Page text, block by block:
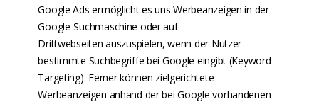
Google Ads ermöglicht es uns Werbeanzeigen in der
Google-Suchmaschine oder auf
Drittwebseiten auszuspielen, wenn der Nutzer
bestimmte Suchbegriffe bei Google eingibt (Keyword-
Targeting). Ferner können zielgerichtete
Werbeanzeigen anhand der bei Google vorhandenen